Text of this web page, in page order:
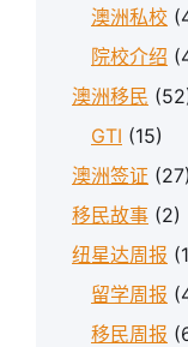
澳洲私校
院校介绍
澳洲移民
GTI (15)
澳洲签证 (27)
移民故事 (2)
纽星达周报
留学周报
移民周报